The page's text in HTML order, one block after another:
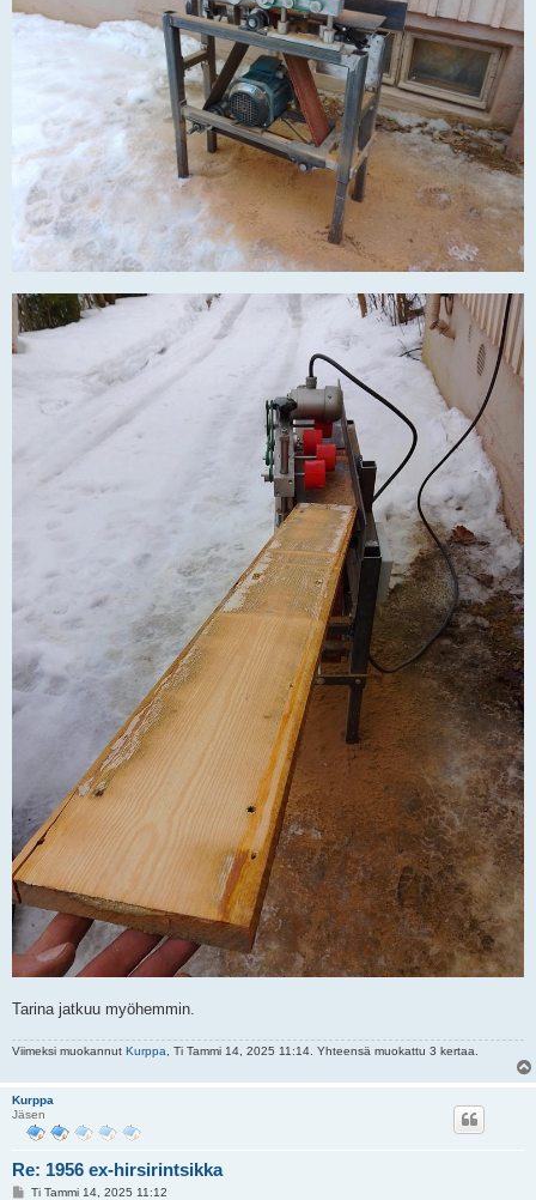
Tarina jatkuu myöhemmin.
Viimeksi muokannut Kurppa , Ti Tammi 14, 2025 11:14. Yhteensä muokattu 3 kertaa.
Kurppa
Jäsen
Re: 1956 ex-hirsirintsikka
VTi Tammi 14, 2025 11:12